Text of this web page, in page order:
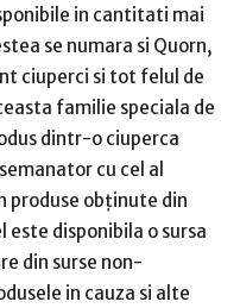
in cantitati mai
se numara si Quorn,
ciuperci si tot felul de
familie speciala de
dintr-o ciuperca
cu cel al
produse obținute din
este disponibila o sursa
din surse non-
in cauza si alte